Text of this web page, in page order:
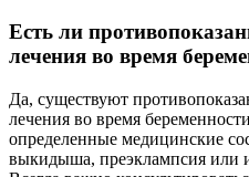
Есть ли
лечения во время
Да, существуют
лечения во время
определенные медицинские
выкидыша, преэклампсия или